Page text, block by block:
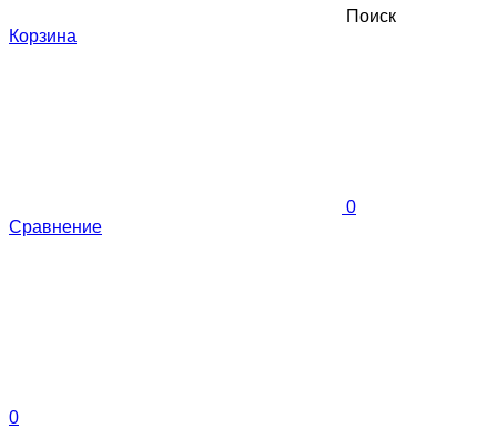
Поиск
Корзина
0
Сравнение
0